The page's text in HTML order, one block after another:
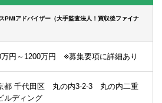
監査法人の求人
女性会計士の転職
PMIアドバイザー（大手監査法人！買収後ファイナ
万円～1200万円 ※募集要項に詳細あり
都 千代田区 丸の内3-2-3 丸の内二重
ルディング